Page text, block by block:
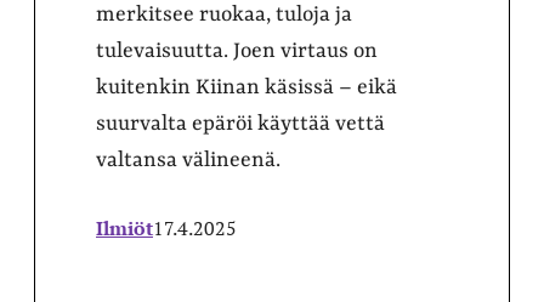
merkitsee ruokaa, tuloja ja
tulevaisuutta. Joen virtaus on
kuitenkin Kiinan käsissä – eikä
suurvalta epäröi käyttää vettä
valtansa välineenä.
Ilmiöt17.4.2025